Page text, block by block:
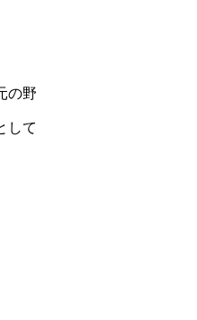
の野
して